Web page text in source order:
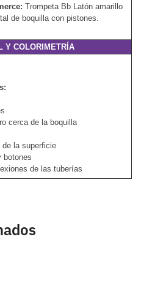
Trompeta Bb Latón amarillo
de boquilla con pistones.
Y COLORIMETRÍA
cerca de la boquilla
de la superficie
botones
de las tuberías